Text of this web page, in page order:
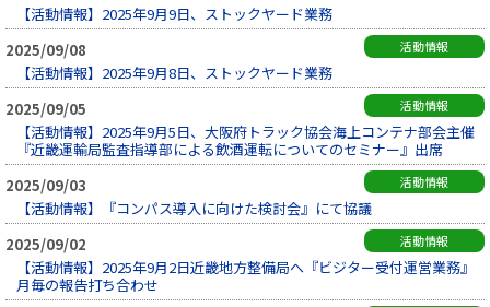
【活動情報】2025年9月9日、ストックヤード業務
2025/09/08
活動情報
【活動情報】2025年9月8日、ストックヤード業務
2025/09/05
活動情報
【活動情報】2025年9月5日、大阪府トラック協会海上コンテナ部会主催
『近畿運輸局監査指導部による飲酒運転についてのセミナー』出席
2025/09/03
活動情報
【活動情報】『コンパス導入に向けた検討会』にて協議
2025/09/02
活動情報
【活動情報】2025年9月2日近畿地方整備局へ『ビジター受付運営業務』
月毎の報告打ち合わせ